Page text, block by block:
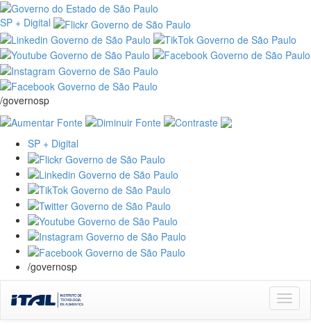
SP + Digital
/governosp
SP + Digital
/governosp
navigation